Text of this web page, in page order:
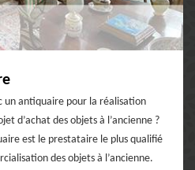
un antiquaire pour la réalisation
d’achat des objets à l’ancienne ?
est le prestataire le plus qualifié
des objets à l’ancienne.